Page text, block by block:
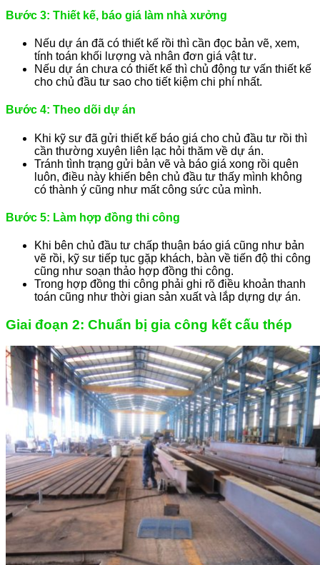
Bước 3: Thiết kế, báo giá làm nhà xưởng
Nếu dự án đã có thiết kế rồi thì cần đọc bản vẽ, xem,
tính toán khối lượng và nhân đơn giá vật tư.
Nếu dự án chưa có thiết kế thì chủ động tư vấn thiết kế
cho chủ đầu tư sao cho tiết kiệm chi phí nhất.
Bước 4: Theo dõi dự án
Khi kỹ sư đã gửi thiết kế báo giá cho chủ đầu tư rồi thì
cần thường xuyên liên lạc hỏi thăm về dự án.
Tránh tình trạng gửi bản vẽ và báo giá xong rồi quên
luôn, điều này khiến bên chủ đầu tư thấy mình không
có thành ý cũng như mất công sức của mình.
Bước 5: Làm hợp đồng thi công
Khi bên chủ đầu tư chấp thuận báo giá cũng như bản
vẽ rồi, kỹ sư tiếp tục gặp khách, bàn về tiến độ thi công
cũng như soạn thảo hợp đồng thi công.
Trong hợp đồng thi công phải ghi rõ điều khoản thanh
toán cũng như thời gian sản xuất và lắp dựng dự án.
Giai đoạn 2: Chuẩn bị gia công kết cấu thép